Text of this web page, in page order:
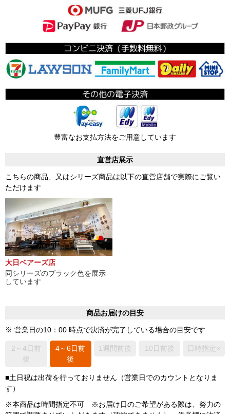
豊富なお支払方法をご用意しています
直営店展示
こちらの商品、又はシリーズ商品は以下の直営店舗で実際にご覧い
ただけます
大日ベアーズ店
同シリーズのブラック色を展示
しています
商品お届けの目安
※ 営業日の10：00 時点で決済が完了している場合の目安です
2～4日前
後
4～6日前
後
1週間前後 10日前後 日時指定×
■土日祝は出荷を行っておりません（営業日でのカウントとなりま
す）
※本商品は時間指定不可 ※お届け日のご希望がある際は、努力の